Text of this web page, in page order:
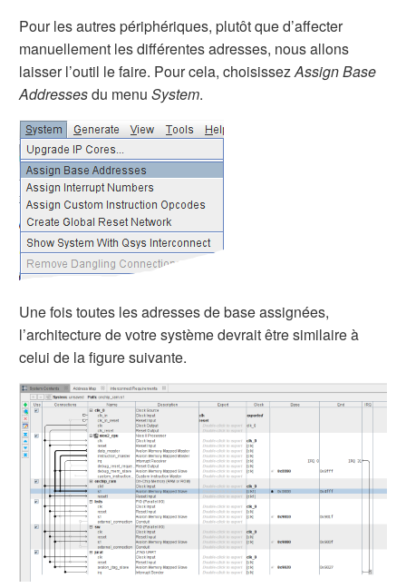
Pour les autres périphériques, plutôt que d’affecter
manuellement les différentes adresses, nous allons
laisser l’outil le faire. Pour cela, choisissezAssign Base
Addressesdu menuSystem.
Une fois toutes les adresses de base assignées,
l’architecture de votre système devrait être similaire à
celui de la figure suivante.